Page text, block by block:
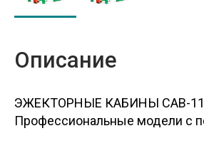
Описание
ЭЖЕКТОРНЫЕ КАБИНЫ CAB-
Профессиональные модели с